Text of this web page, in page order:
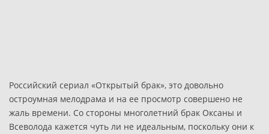
Российский сериал «Открытый брак», это довольно
остроумная мелодрама и на ее просмотр совершено не
жаль времени. Со стороны многолетний брак Оксаны и
Всеволода кажется чуть ли не идеальным, поскольку они к